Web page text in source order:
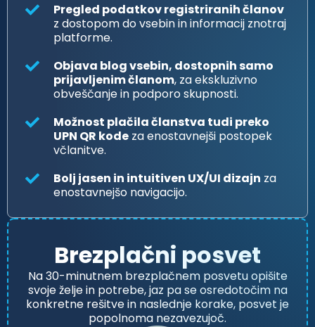
Pregled podatkov registriranih članov
z dostopom do vsebin in informacij znotraj
platforme.
Objava blog vsebin, dostopnih samo
prijavljenim članom, za ekskluzivno
obveščanje in podporo skupnosti.
Možnost plačila članstva tudi preko
UPN QR kode za enostavnejši postopek
včlanitve.
Bolj jasen in intuitiven UX/UI dizajn za
enostavnejšo navigacijo.
Brezplačni posvet
Na 30-minutnem brezplačnem posvetu opišite
svoje želje in potrebe, jaz pa se osredotočim na
konkretne rešitve in naslednje korake, posvet je
popolnoma nezavezujoč.